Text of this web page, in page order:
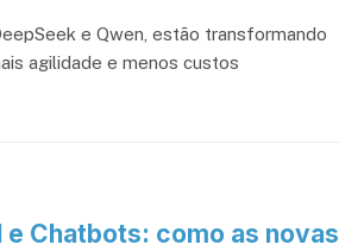
e Qwen, estão transformando
agilidade e menos custos
Chatbots: como as novas